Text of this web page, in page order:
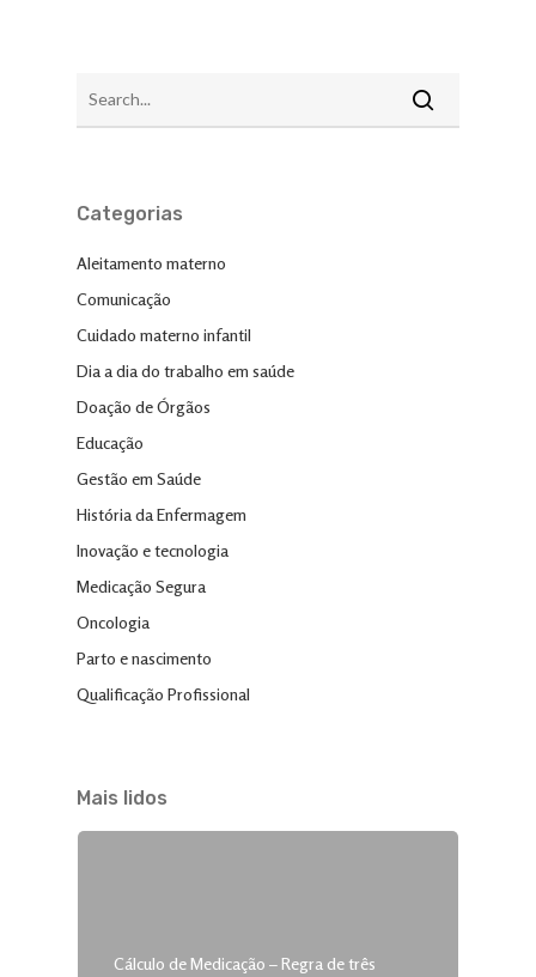
Categorias
Aleitamento materno
Comunicação
Cuidado materno infantil
Dia a dia do trabalho em saúde
Doação de Órgãos
Educação
Gestão em Saúde
História da Enfermagem
Inovação e tecnologia
Medicação Segura
Oncologia
Parto e nascimento
Qualificação Profissional
Mais lidos
Cálculo de Medicação – Regra de três